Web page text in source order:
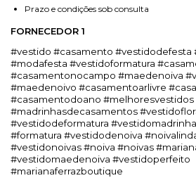
Prazo e condições sob consulta
FORNECEDOR 1
#vestido #casamento #vestidodefesta
#modafesta #vestidoformatura
#casamentonocampo #maedenoiva
#maedenoivo #casamentoarlivre
#casamentodoano #melhoresvestidos
#madrinhasdecasamentos
#vestidodeformatura
#formatura #vestidodenoiva
#vestidonoivas #noiva #noivas
#vestidomaedenoiva #vestidoperfeito
#marianaferrazboutique